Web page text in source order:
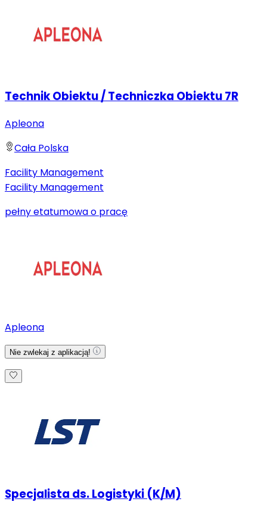
Technik Obiektu / Techniczka Obiektu 7R
Apleona
Cała Polska
Facility Management
Facility Management
pełny etatumowa o pracę
Apleona
Nie zwlekaj z aplikacją!
Specjalista ds. Logistyki (K/M)